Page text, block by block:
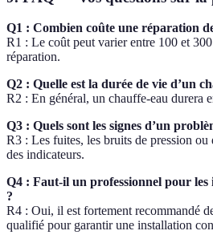
Q1 : Combien coûte une réparation
R1 : Le coût peut varier entre 100 et
réparation.
Q2 : Quelle est la durée de vie d’un
R2 : En général, un chauffe-eau durera
Q3 : Quels sont les signes d’un
R3 : Les fuites, les bruits de pression ou
des indicateurs.
Q4 : Faut-il un professionnel pour
?
R4 : Oui, il est fortement recommandé
qualifié pour garantir une installation